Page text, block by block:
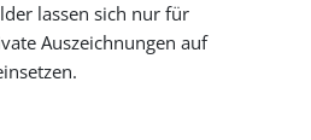
lassen sich nur für
Auszeichnungen auf